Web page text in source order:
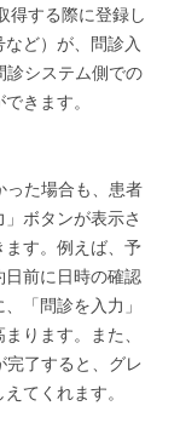
得する際に登録し
ど）が、問診入
診システム側での
きます。
った場合も、患者
ボタンが表示さ
す。例えば、予
前に日時の確認
「問診を入力」
ります。また、
完了すると、グレ
てくれます。